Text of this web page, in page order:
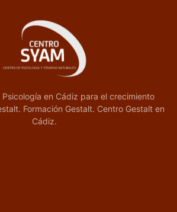
en Cádiz para el crecimiento
Formación Gestalt. Centro Gestalt en
Cádiz.